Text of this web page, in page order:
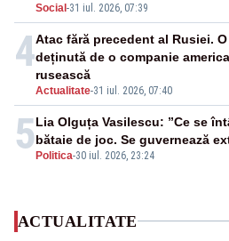
Social-31 iul. 2026, 07:39
4
Actualitate-31 iul. 2026, 07:40
Atac fără precedent al Rusiei.
deținută de o companie
rusească
5Politica-30 iul. 2026, 23:24
Lia Olguța Vasilescu: ”Ce se
bătaie de joc. Se guvernează
ACTUALITATE